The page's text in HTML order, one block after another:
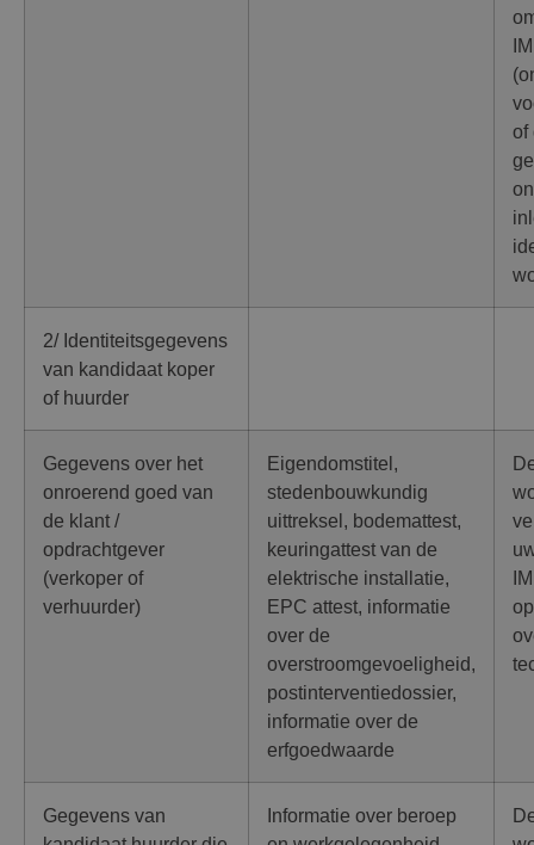
of
2/ Identiteitsgegevens
van kandidaat koper
of huurder
Gegevens over het
onroerend goed van
de klant /
opdrachtgever
(verkoper of
verhuurder)
Eigendomstitel,
stedenbouwkundig
uittreksel, bodemattest,
keuringattest van de
elektrische installatie,
EPC attest, informatie
over de
overstroomgevoeligheid,
postinterventiedossier,
informatie over de
erfgoedwaarde
Gegevens van
Informatie over beroep